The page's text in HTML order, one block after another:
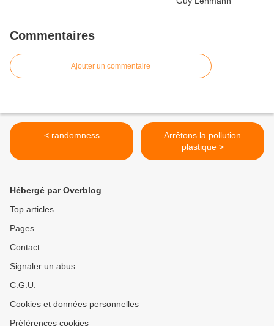
Commentaires
Ajouter un commentaire
< randomness
Arrêtons la pollution
plastique >
Hébergé par Overblog
Top articles
Pages
Contact
Signaler un abus
C.G.U.
Cookies et données personnelles
Préférences cookies